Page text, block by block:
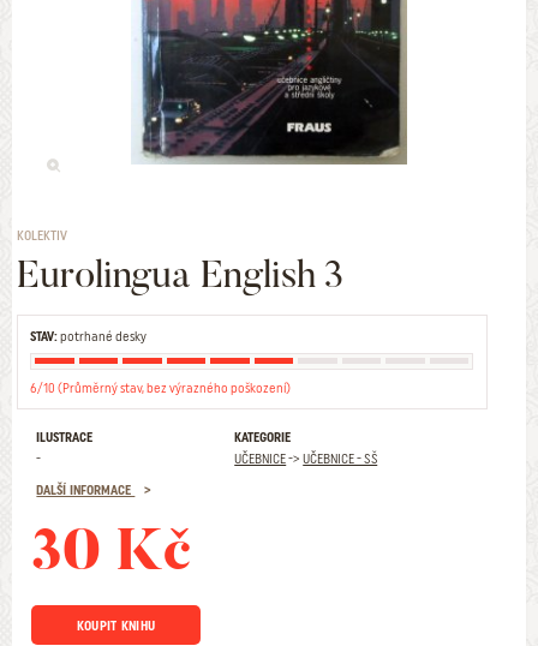
KOLEKTIV
Eurolingua English 3
STAV:potrhané desky
6/10 (Průměrný stav, bez výrazného poškození)
ILUSTRACE
-
KATEGORIE
UČEBNICE->UČEBNICE - SŠ
DALŠÍ INFORMACE
30 Kč
KOUPIT KNIHU